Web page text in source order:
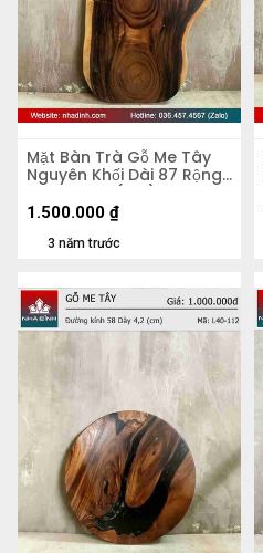
Mặt Bàn Trà Gỗ Me Tây
Nguyên Khối Dài 87 Rộng
50 Dày 5,4 (cm)
3 năm trước
1.500.000 ₫